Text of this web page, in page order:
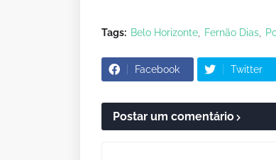
Tags: Belo Horizonte Fernão Dias
Facebook Twitter
Postar um comentário